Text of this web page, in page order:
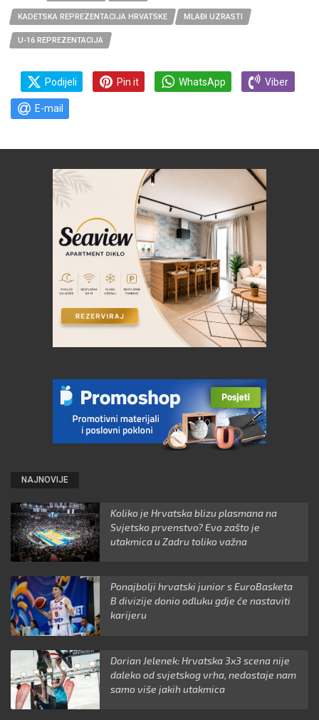
KADETSKA REPREZENTACIJA HRVATSKE MLAĐI UZRASTI
U-16 REPREZENTACIJA
Podijeli Pin it WhatsApp Viber
E-mail
NAJNOVIJE
Koliko je Hrvatska blizu plasmana na
Svjetsko prvenstvo? Evo zašto je
utakmica u Zadru toliko važna
Ponajbolji hrvatski junior s EuroBasketa
B divizije donio odluku gdje će nastaviti
karijeru
Dorian Jelenek: Hrvatska 3x3 scena nije
daleko od svjetskog vrha, nedostaje nam
samo više jakih utakmica